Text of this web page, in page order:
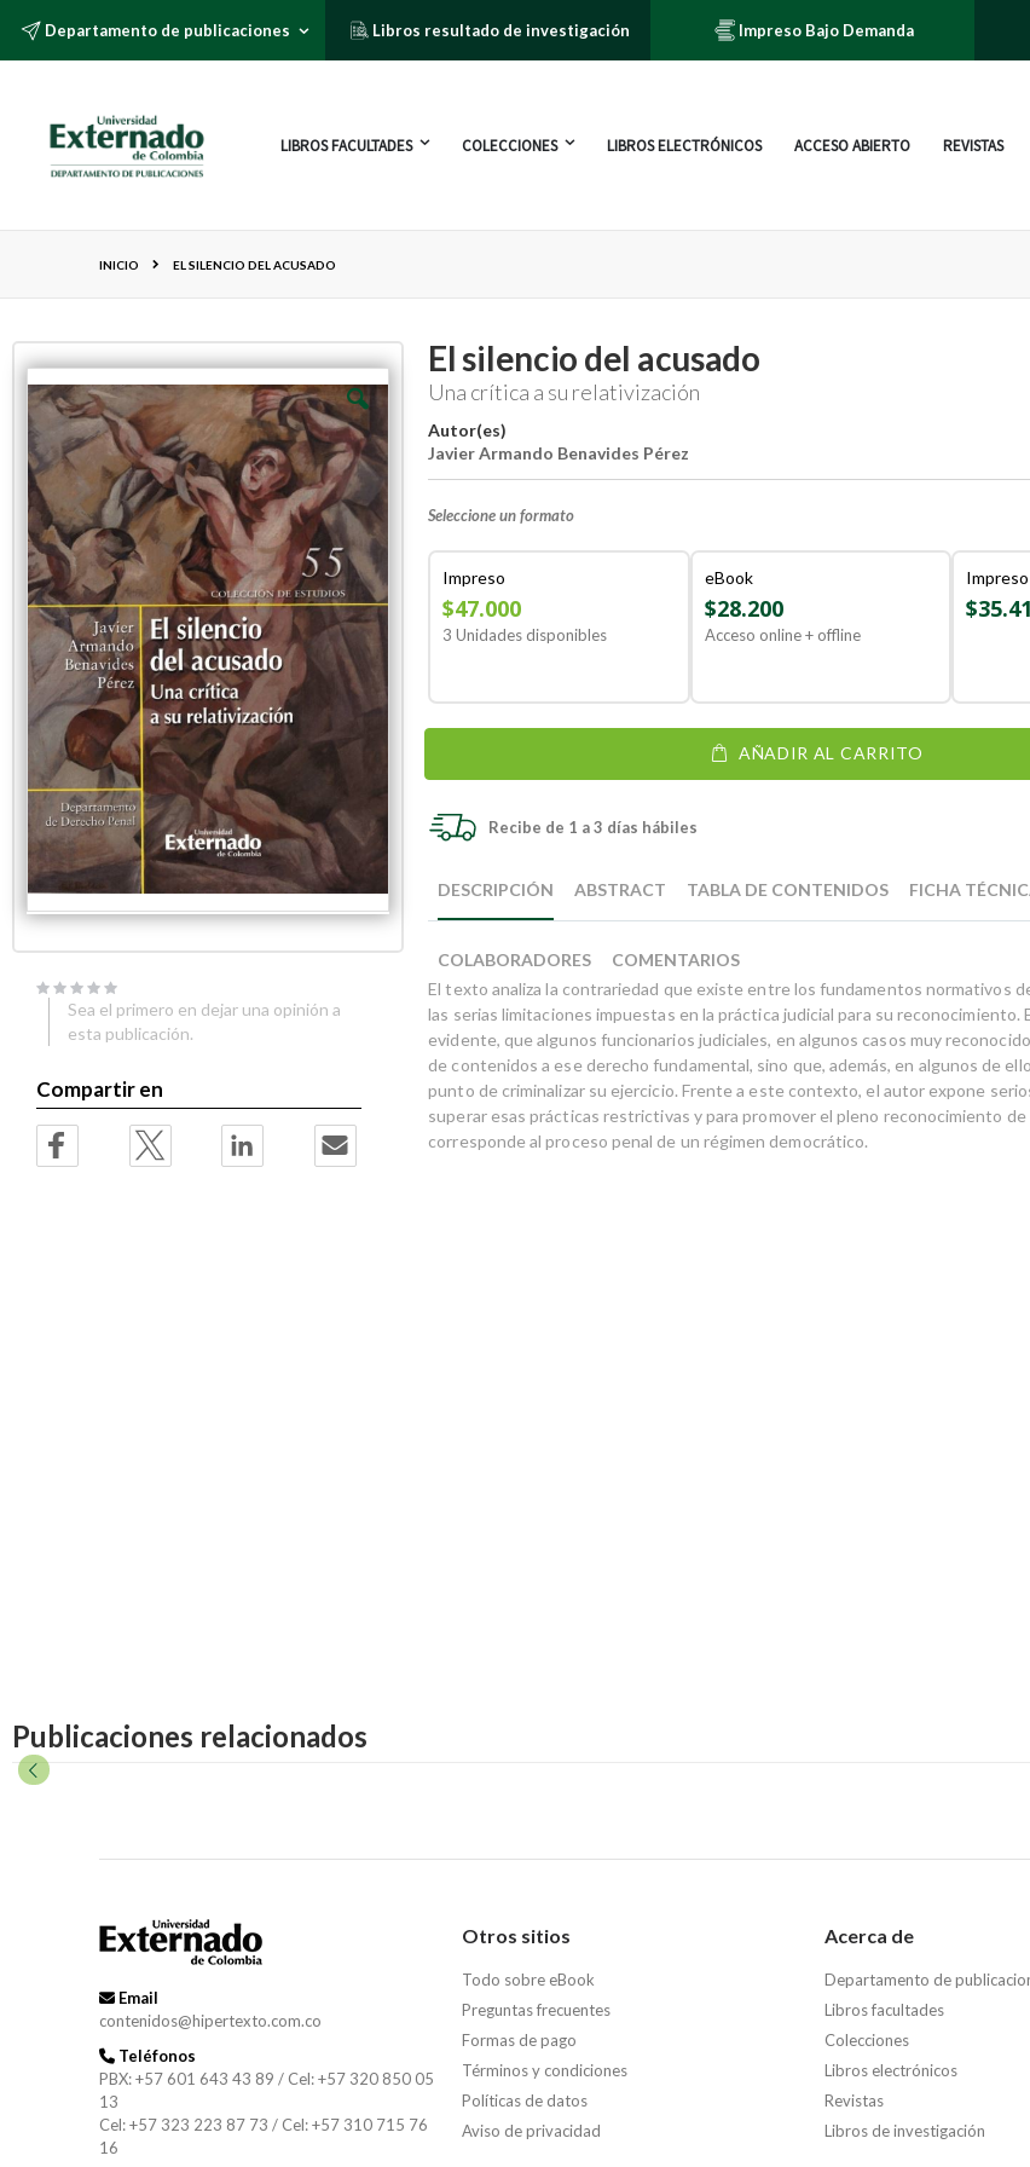
Departamento de publicaciones Libros resultado de investigación Impreso Bajo Demanda
LIBROS FACULTADES COLECCIONES LIBROS ELECTRÓNICOS ACCESO ABIERTO REVISTAS
INICIO EL SILENCIO DEL ACUSADO
El silencio del acusado
Una crítica a su relativización
Autor(es)
Javier Armando Benavides Pérez
Seleccione un formato
Impreso
$47.000
3 Unidades disponibles
eBook
$28.200
Acceso online + offline
AÑADIR AL CARRITO
Recibe de 1 a 3 días hábiles
to
end
the
images
gallery
to
beginning
the
images
gallery
DESCRIPCIÓN
El texto analiza la contrariedad que existe entre los fundamentos normativos
las serias limitaciones impuestas en la práctica judicial para su reconocimiento.
evidente, que algunos funcionarios judiciales, en algunos casos muy
de contenidos a ese derecho fundamental, sino que, además, en algunos de
punto de criminalizar su ejercicio. Frente a este contexto, el autor expone
superar esas prácticas restrictivas y para promover el pleno reconocimiento
corresponde al proceso penal de un régimen democrático.
ABSTRACT TABLA DE CONTENIDOS FICHA
COLABORADORES COMENTARIOS
Sea el primero en dejar una opinión a
esta publicación.
Compartir en
Publicaciones relacionados
Email
contenidos@hipertexto.com.co
Teléfonos
PBX: +57 601 643 43 89 / Cel: +57 320 850 05
13
Cel: +57 323 223 87 73 / Cel: +57 310 715 76
16
Otros sitios
Todo sobre eBook
Preguntas frecuentes
Formas de pago
Términos y condiciones
Políticas de datos
Aviso de privacidad
Acerca de
Departamento de
Libros facultades
Colecciones
Libros electrónicos
Revistas
Libros de investigación